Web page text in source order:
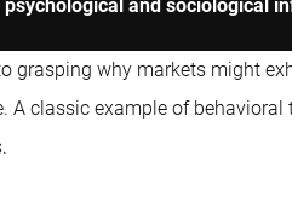
and sociological
grasping why markets might
A classic example of